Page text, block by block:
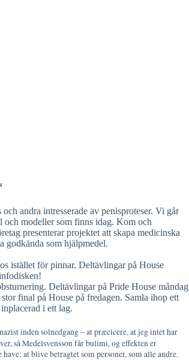
andra intresserade av penisproteser. Vi går
modeller som finns idag. Kom och
presenterar projektet att skapa medicinska
godkända som hjälpmedel.
istället för pinnar. Deltävlingar på House
Deltävlingar på Pride House måndag
final på House på fredagen. Samla ihop ett
i ett lag.
inden solnedgang – at præcicere, at jeg intet har
så Medelsvensson får bulimi, og effekten er
at blive betragtet som personer, som alle andre.